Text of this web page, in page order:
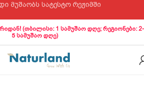
მუშაობს სატესტო რეჟიმში
(თბილისი: 1 სამუშაო დღე; რეგიონები: 2-
5 სამუშაო დღე)